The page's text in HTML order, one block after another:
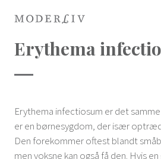
Erythema
Erythema infectiosum er det
er en børnesygdom, der især
Den forekommer oftest blandt
men voksne kan også få den. Hvis